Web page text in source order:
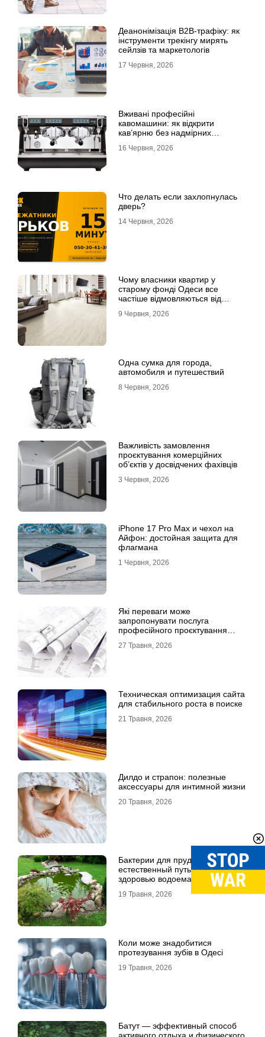
Деанонімізація B2B-трафіку: як
інструменти трекінгу мирять
сейлзів та маркетологів
17 Червня, 2026
Вживані професійні
кавомашини: як відкрити
кав’ярню без надмірних
16 Червня, 2026
Что делать если захлопнулась
дверь?
14 Червня, 2026
Чому власники квартир у
старому фонді Одеси все
частіше відмовляються від
9 Червня, 2026
Одна сумка для города,
автомобиля и путешествий
8 Червня, 2026
Важливість замовлення
проєктування комерційних
об’єктів у досвідчених фахівців
3 Червня, 2026
iPhone 17 Pro Max и чехол на
Айфон: достойная защита для
флагмана
1 Червня, 2026
Які переваги може
запропонувати послуга
професійного проєктування
27 Травня, 2026
Техническая оптимизация сайта
для стабильного роста в поиске
21 Травня, 2026
Дилдо и страпон: полезные
аксессуары для интимной жизни
20 Травня, 2026
Бактерии для пруда:
естественный путь к чистоте и
здоровью водоема
19 Травня, 2026
Коли може знадобитися
протезування зубів в Одесі
19 Травня, 2026
Батут — эффективный способ